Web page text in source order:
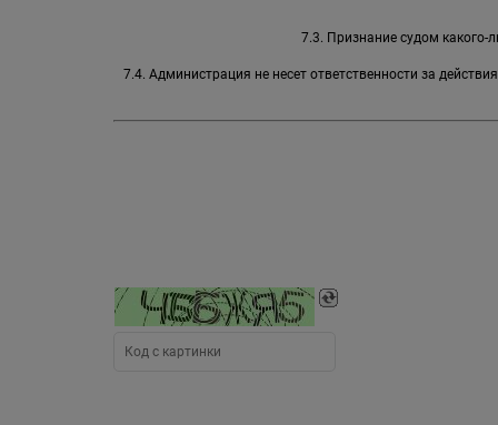
7.3. Признание судом какого-
7.4. Администрация не несет ответственности за